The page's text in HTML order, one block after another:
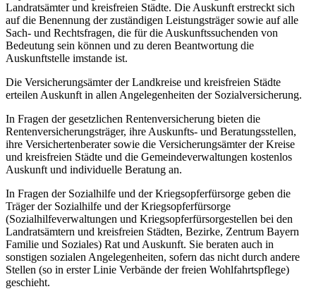
Landratsämter und kreisfreien Städte. Die Auskunft erstreckt sich
auf die Benennung der zuständigen Leistungsträger sowie auf alle
Sach- und Rechtsfragen, die für die Auskunftssuchenden von
Bedeutung sein können und zu deren Beantwortung die
Auskunftstelle imstande ist.
Die Versicherungsämter der Landkreise und kreisfreien Städte
erteilen Auskunft in allen Angelegenheiten der Sozialversicherung.
In Fragen der gesetzlichen Rentenversicherung bieten die
Rentenversicherungsträger, ihre Auskunfts- und Beratungsstellen,
ihre Versichertenberater sowie die Versicherungsämter der Kreise
und kreisfreien Städte und die Gemeindeverwaltungen kostenlos
Auskunft und individuelle Beratung an.
In Fragen der Sozialhilfe und der Kriegsopferfürsorge geben die
Träger der Sozialhilfe und der Kriegsopferfürsorge
(Sozialhilfeverwaltungen und Kriegsopferfürsorgestellen bei den
Landratsämtern und kreisfreien Städten, Bezirke, Zentrum Bayern
Familie und Soziales) Rat und Auskunft. Sie beraten auch in
sonstigen sozialen Angelegenheiten, sofern das nicht durch andere
Stellen (so in erster Linie Verbände der freien Wohlfahrtspflege)
geschieht.